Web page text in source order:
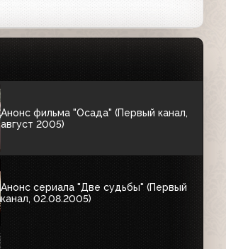
Анонс фильма "Стой, а то мама будет
Анонс фильма "Осада" (Первый канал,
август 2005)
Анонс сериала "Две судьбы" (Первый
канал, 02.08.2005)